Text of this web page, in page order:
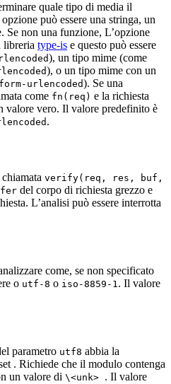
quale tipo di media il
può essere una stringa, un
Se non una funzione, L’opzione
libreria type-is e questo può essere
), un tipo mime (come
), o un tipo mime con un
urlencoded). Se una
come fn(req) e la richiesta
valore vero. Il valore predefinito è
.
verify(req, res, buf,
del corpo di richiesta grezzo e
L’analisi può essere interrotta
come, se non specificato
o utf-8 o iso-8859-1 . Il valore
parametro utf8 abbia la
. Richiede che il modulo contenga
un valore di \<unk> . Il valore